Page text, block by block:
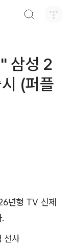
삼성 2
(퍼플
년형 TV 신제
선사